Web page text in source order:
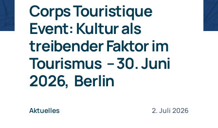
Corps Touristique
Event: Kultur als
treibender Faktor im
Tourismus – 30. Juni
2026, Berlin
Aktuelles 2. Juli 2026